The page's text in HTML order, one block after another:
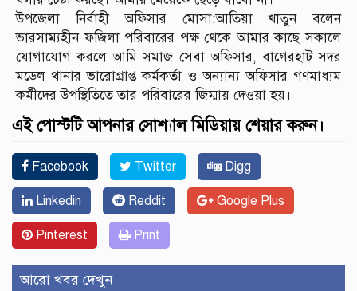
উপজেলা নির্বাহী অফিসার মোসা:আতিয়া খাতুন বলেন
ভারসাম্যহীন ফজিলা পরিবারের পক্ষ থেকে আমার কাছে সকালে
যোগাযোগ করলে আমি সমাজ সেবা অফিসার, বাগেরহাট সদর
মডেল থানার ভারোগ্রাপ্ত কর্মকর্তা ও অন্যান্য অফিসার গণমাধ্যম
কর্মীদের উপস্থিতিতে তার পরিবারের জিম্মায় দেওয়া হয়।
এই পোস্টটি আপনার সোশ্যাল মিডিয়ায় শেয়ার করুন।
Facebook Twitter Digg
Linkedin Reddit Google Plus
Pinterest Print
আরো খবর দেখুন